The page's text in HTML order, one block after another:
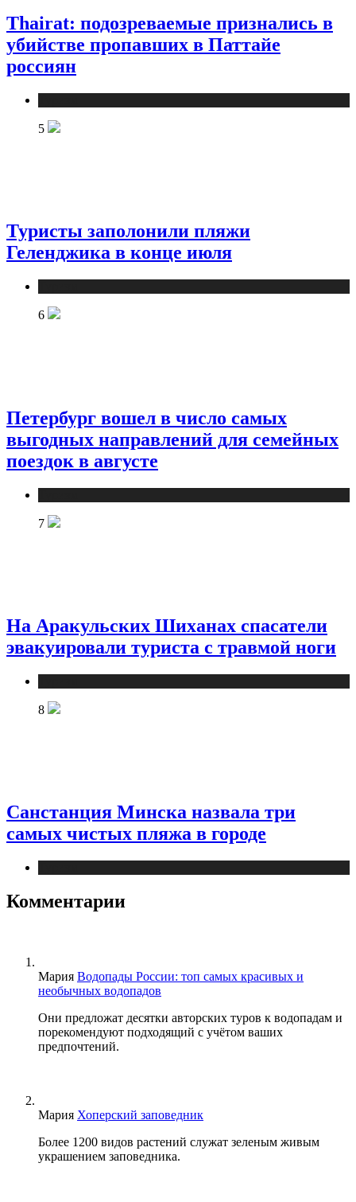
Thairat: подозреваемые признались в
убийстве пропавших в Паттайе
россиян
5
Туристы заполонили пляжи
Геленджика в конце июля
6
Петербург вошел в число самых
выгодных направлений для семейных
поездок в августе
7
На Аракульских Шиханах спасатели
эвакуировали туриста с травмой ноги
8
Санстанция Минска назвала три
самых чистых пляжа в городе
Комментарии
Мария Водопады России: топ самых красивых и
необычных водопадов
Они предложат десятки авторских туров к водопадам и
порекомендуют подходящий с учётом ваших
предпочтений.
Мария Хоперский заповедник
Более 1200 видов растений служат зеленым живым
украшением заповедника.